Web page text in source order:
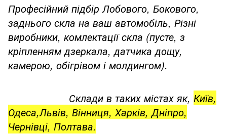
Професійний підбір Лобового, Бокового,
заднього скла на ваш автомобіль, Різні
виробники, комлектації скла (пусте, з
кріпленням дзеркала, датчика дощу,
камерою, обігрівом і молдингом).
Склади в таких містах як, Київ,
Одеса,Львів, Вінниця, Харків, Дніпро,
Чернівці, Полтава.